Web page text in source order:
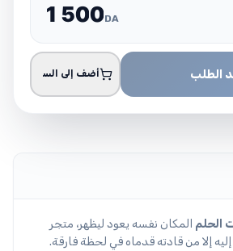
1 500DA
الطلب أضف إلى السلة
الحلم المكان نفسه يعود ليظهر، متجر
إليه إلا من قادته قدماه في لحظة فارقة.